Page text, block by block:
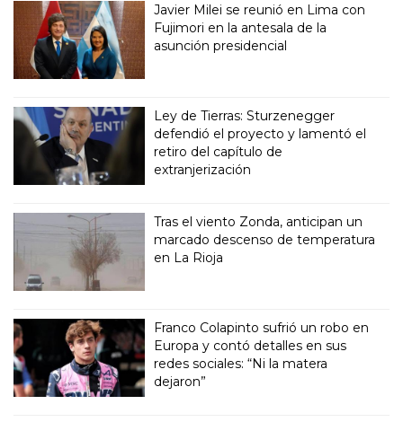
Javier Milei se reunió en Lima con
Fujimori en la antesala de la
asunción presidencial
Ley de Tierras: Sturzenegger
defendió el proyecto y lamentó el
retiro del capítulo de
extranjerización
Tras el viento Zonda, anticipan un
marcado descenso de temperatura
en La Rioja
Franco Colapinto sufrió un robo en
Europa y contó detalles en sus
redes sociales: “Ni la matera
dejaron”